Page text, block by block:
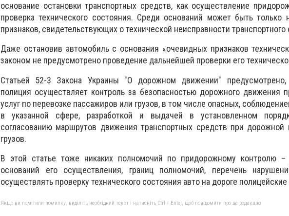
основание остановки транспортных средств, как осуществление
проверка технического состояния. Среди оснований может быть только
признаков, свидетельствующих о технической неисправности транспортного
Даже остановив автомобиль с основания «очевидных признаков
законом не предусмотрено проведение дальнейшей проверки его
Статьей 52-3 Закона Украины "О дорожном движении" предусмотрено,
полиция осуществляет контроль за безопасностью дорожного движения
услуг по перевозке пассажиров или грузов, в том числе опасных,
в указанной сфере, разработкой и выдачей в установленном
согласованию маршрутов движения транспортных средств при дорожной
грузов.
В этой статье тоже никаких полномочий по придорожному контролю –
оснований его осуществления, границ полномочий, перечень
осуществлять проверку технического состояния авто на дороге полицейские
Якщо ви помітили помилку, виділіть необхідний текст і натисніть Ctrl + Enter, щоб повідомити про це редакцію